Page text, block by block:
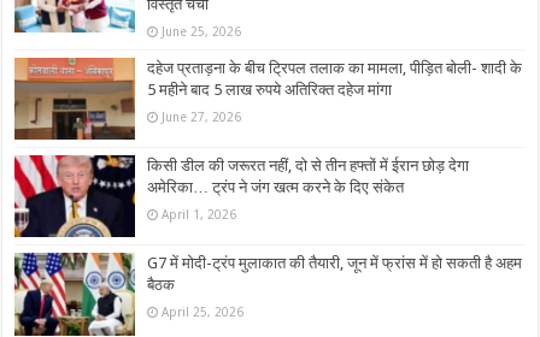
विस्तृत चर्चा
June 25, 2026
दहेज प्रताड़ना के बीच ट्रिपल तलाक का मामला, पीड़ि‍त बोली- शादी के
5 महीने बाद 5 लाख रुपये अतिरिक्त दहेज मांगा
June 27, 2026
किसी डील की जरूरत नहीं, दो से तीन हफ्तों में ईरान छोड़ देगा
अमेरिका… ट्रंप ने जंग खत्म करने के दिए संकेत
April 1, 2026
G7 में मोदी-ट्रंप मुलाकात की तैयारी, जून में फ्रांस में हो सकती है अहम
बैठक
April 25, 2026